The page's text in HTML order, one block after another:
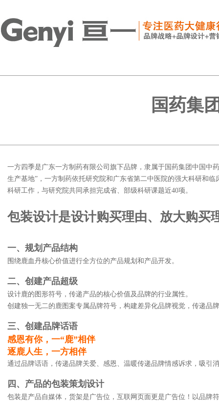
国药集
一方四季是广东一方制药有限公司旗下品牌，隶属于国药集团中国中
生产基地”，一方制药依托研究院和广东省第二中医院的强大科研和
科研工作，与研究院共同承担完成省、部级科研课题近40项。
包装设计是设计购买理由、放大购买
一、规划产品结构
围绕鹿血丹核心价值进行全方位的产品规划和产品开发。
二、创建产品超级
设计鹿的图形符号，传递产品的核心价值及品牌的行业属性。
创建独一无二的鹿图案专属品牌符号，构建差异化品牌视觉，传递品
三、创建品牌话语
感恩有你，一“鹿”相伴
逐鹿人生，一方相伴
通过品牌话语，传递品牌关爱、感恩、温暖传递品牌情感诉求，吸引
四、产品的包装策划设计
包装是产品自媒体，货架是广告位，互联网页面更是广告位！以品牌